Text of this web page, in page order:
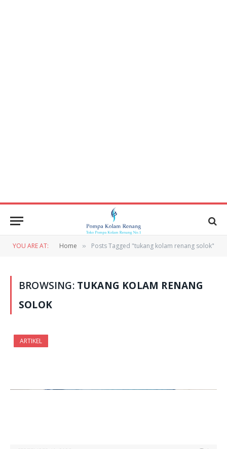
YOU ARE AT: Home » Posts Tagged "tukang kolam renang solok"
BROWSING: TUKANG KOLAM RENANG
SOLOK
ARTIKEL